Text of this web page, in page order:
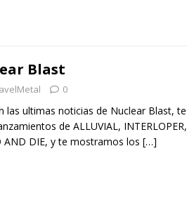
Blast
0
las ultimas noticias de Nuclear Blast, te
de ALLUVIAL, INTERLOPER,
AND DIE, y te mostramos los […]